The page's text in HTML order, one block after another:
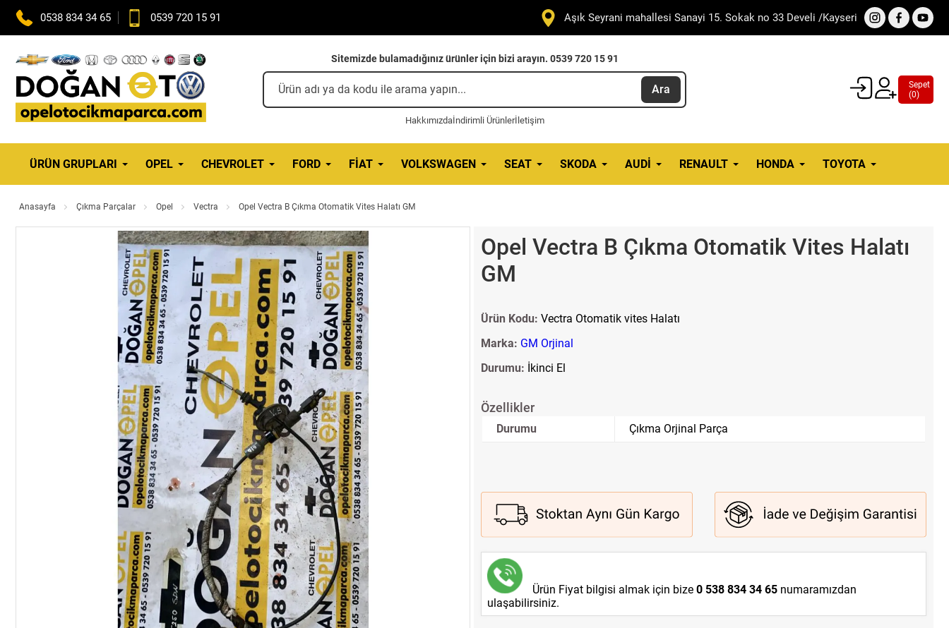
0538 834 34 65 0539 720 15 91 Aşık Seyrani mahallesi Sanayi 15. Sokak no 33 Develi /Kayseri
Sitemizde bulamadığınız ürünler için bizi arayın. 0539 720 15 91
Ara
Hakkımızdaİndirimli Ürünlerİletişim
Sepet
(0)
ÜRÜN GRUPLARI OPEL CHEVROLET FORD FIAT VOLKSWAGEN SEAT SKODA AUDI RENAULT HONDA TOYOTA
Anasayfa Çıkma Parçalar Opel Vectra Opel Vectra B Çıkma Otomatik Vites Halatı GM
Opel Vectra B Çıkma Otomatik Vites Halatı
GM
Ürün Kodu: Vectra Otomatik vites Halatı
Marka: GM Orjinal
Durumu: İkinci El
Özellikler
Durumu Çıkma Orjinal Parça
Ürün Fiyat bilgisi almak için bize 0 538 834 34 65numaramızdan
ulaşabilirsiniz.